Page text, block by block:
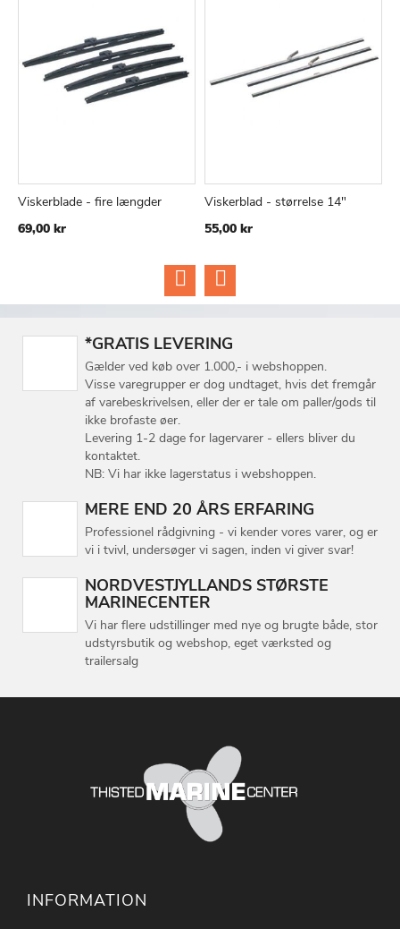
TILFØJ
LISTE
Viskerblade - fire længder
69,00 kr
Viskerblad - størrelse 14"
55,00 kr
*GRATIS LEVERING
Gælder ved køb over 1.000,- i webshoppen.
Visse varegrupper er dog undtaget, hvis det fremgår
af varebeskrivelsen, eller der er tale om paller/gods til
ikke brofaste øer.
Levering 1-2 dage for lagervarer - ellers bliver du
kontaktet.
NB: Vi har ikke lagerstatus i webshoppen.
MERE END 20 ÅRS ERFARING
Professionel rådgivning - vi kender vores varer, og er
vi i tvivl, undersøger vi sagen, inden vi giver svar!
NORDVESTJYLLANDS STØRSTE
MARINECENTER
Vi har flere udstillinger med nye og brugte både, stor
udstyrsbutik og webshop, eget værksted og
trailersalg
INFORMATION